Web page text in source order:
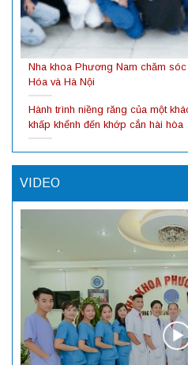
Nha khoa Phương Nam chăm
Hóa và Hà Nội
Hành trình niềng răng của một
khấp khểnh đến khớp cắn hài hòa
VIDEO